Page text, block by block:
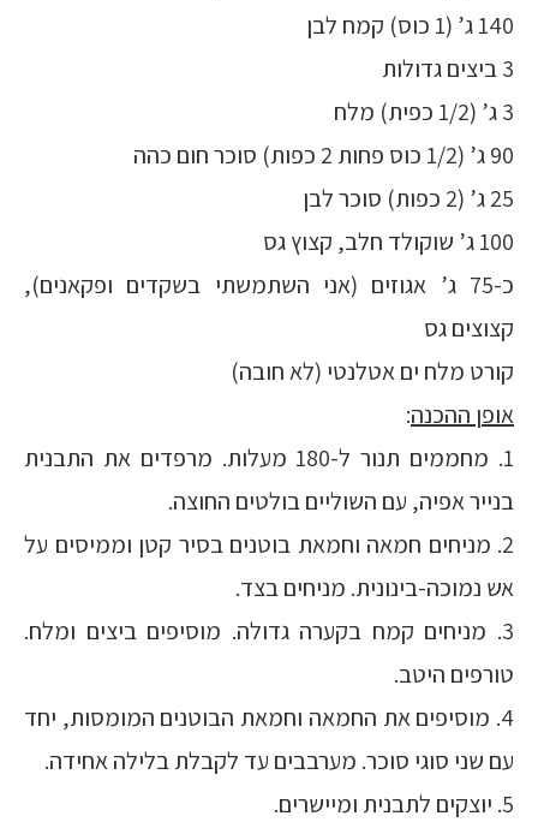
140 ג’ (1 כוס) קמח לבן
3 ביצים גדולות
3 ג’ (1/2 כפית) מלח
90 ג’ (1/2 כוס פחות 2 כפות) סוכר חום כהה
25 ג’ (2 כפות) סוכר לבן
100 ג’ שוקולד חלב, קצוץ גס
כ-75 ג’ אגוזים (אני השתמשתי בשקדים ופקאנים),
קצוצים גס
קורט מלח ים אטלנטי (לא חובה)
אופן ההכנה:
1. מחממים תנור ל-180 מעלות. מרפדים את התבנית
בנייר אפיה, עם השוליים בולטים החוצה.
2. מניחים חמאה וחמאת בוטנים בסיר קטן וממיסים על
אש נמוכה-בינונית. מניחים בצד.
3. מניחים קמח בקערה גדולה. מוסיפים ביצים ומלח.
טורפים היטב.
4. מוסיפים את החמאה וחמאת הבוטנים המומסות, יחד
עם שני סוגי סוכר. מערבבים עד לקבלת בלילה אחידה.
5. יוצקים לתבנית ומיישרים.